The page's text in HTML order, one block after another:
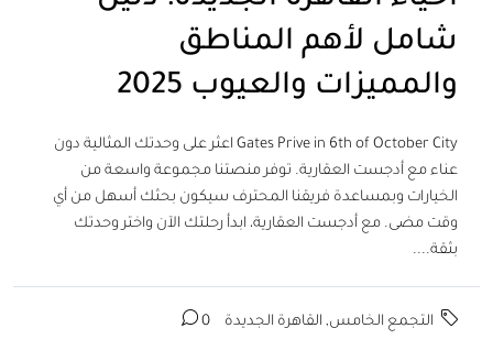
شامل لأهم المناطق
والمميزات والعيوب 2025
Gates Prive in 6th of October City اعثر على وحدتك المثالية دون
عناء مع أدجست العقارية. توفر منصتنا مجموعة واسعة من
الخيارات وبمساعدة فريقنا المحترف سيكون بحثك أسهل من أي
وقت مضى. مع أدجست العقارية، ابدأ رحلتك الآن واختر وحدتك
بثقة....
التجمع الخامس,القاهرة الجديدة 0